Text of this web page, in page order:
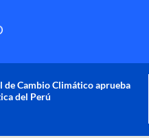
Cambio Climático aprueba
del Perú